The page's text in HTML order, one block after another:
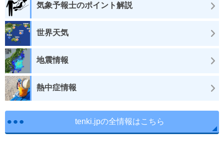
気象予報士のポイント解説
世界天気
地震情報
熱中症情報
tenki.jpの全情報はこちら